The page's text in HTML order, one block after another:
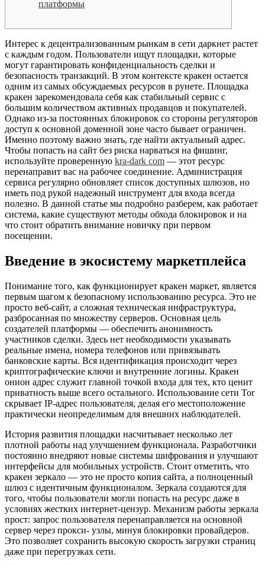
платформы
Интерес к децентрализованным рынкам в сети даркнет растет
с каждым годом. Пользователи ищут площадки, которые
могут гарантировать конфиденциальность сделки и
безопасность транзакций. В этом контексте кракен остается
одним из самых обсуждаемых ресурсов в рунете. Площадка
кракен зарекомендовала себя как стабильный сервис с
большим количеством активных продавцов и покупателей.
Однако из-за постоянных блокировок со стороны регуляторов
доступ к основной доменной зоне часто бывает ограничен.
Именно поэтому важно знать, где найти актуальный адрес.
Чтобы попасть на сайт без риска нарваться на фишинг,
используйте проверенную kra-dark com — этот ресурс
перенаправит вас на рабочее соединение. Администрация
сервиса регулярно обновляет список доступных шлюзов, но
иметь под рукой надежный инструмент для входа всегда
полезно. В данной статье мы подробно разберем, как работает
система, какие существуют методы обхода блокировок и на
что стоит обратить внимание новичку при первом
посещении.
Введение в экосистему маркетплейса
Понимание того, как функционирует кракен маркет, является
первым шагом к безопасному использованию ресурса. Это не
просто веб-сайт, а сложная техническая инфраструктура,
разбросанная по множеству серверов. Основная цель
создателей платформы — обеспечить анонимность
участников сделки. Здесь нет необходимости указывать
реальные имена, номера телефонов или привязывать
банковские карты. Вся идентификация происходит через
криптографические ключи и внутренние логины. Кракен
онион адрес служит главной точкой входа для тех, кто ценит
приватность выше всего остального. Использование сети Tor
скрывает IP-адрес пользователя, делая его местоположение
практически неопределимым для внешних наблюдателей.
История развития площадки насчитывает несколько лет
плотной работы над улучшением функционала. Разработчики
постоянно внедряют новые системы шифрования и улучшают
интерфейсы для мобильных устройств. Стоит отметить, что
кракен зеркало — это не просто копия сайта, а полноценный
шлюз с идентичным функционалом. Зеркала создаются для
того, чтобы пользователи могли попасть на ресурс даже в
условиях жестких интернет-цензур. Механизм работы зеркала
прост: запрос пользователя перенаправляется на основной
сервер через прокси- узлы, минуя блокировки провайдеров.
Это позволяет сохранить высокую скорость загрузки страниц
даже при перегрузках сети.